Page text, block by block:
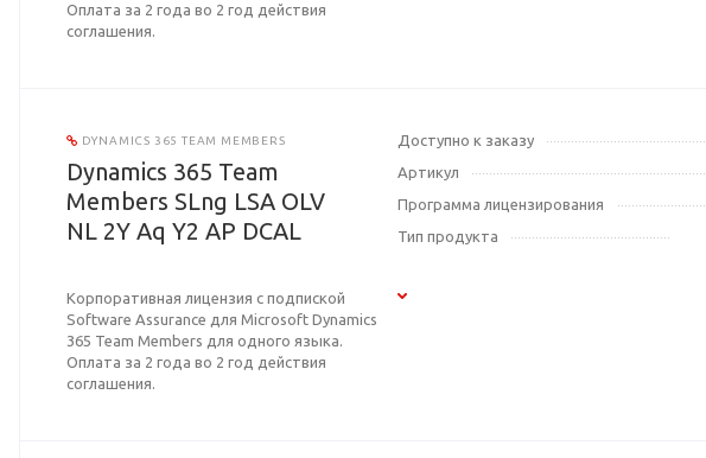
Оплата за 2 года во 2 год действия
соглашения.
DYNAMICS 365 TEAM MEMBERS
Dynamics 365 Team
Members SLng LSA OLV
NL 2Y Aq Y2 AP DCAL
Корпоративная лицензия с подпиской
Software Assurance для Microsoft Dynamics
365 Team Members для одного языка.
Оплата за 2 года во 2 год действия
соглашения.
Доступно к заказу
Артикул
Программа лицензирования
Тип продукта